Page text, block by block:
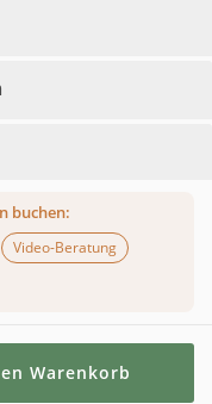
buchen:
Video-Beratung
Warenkorb